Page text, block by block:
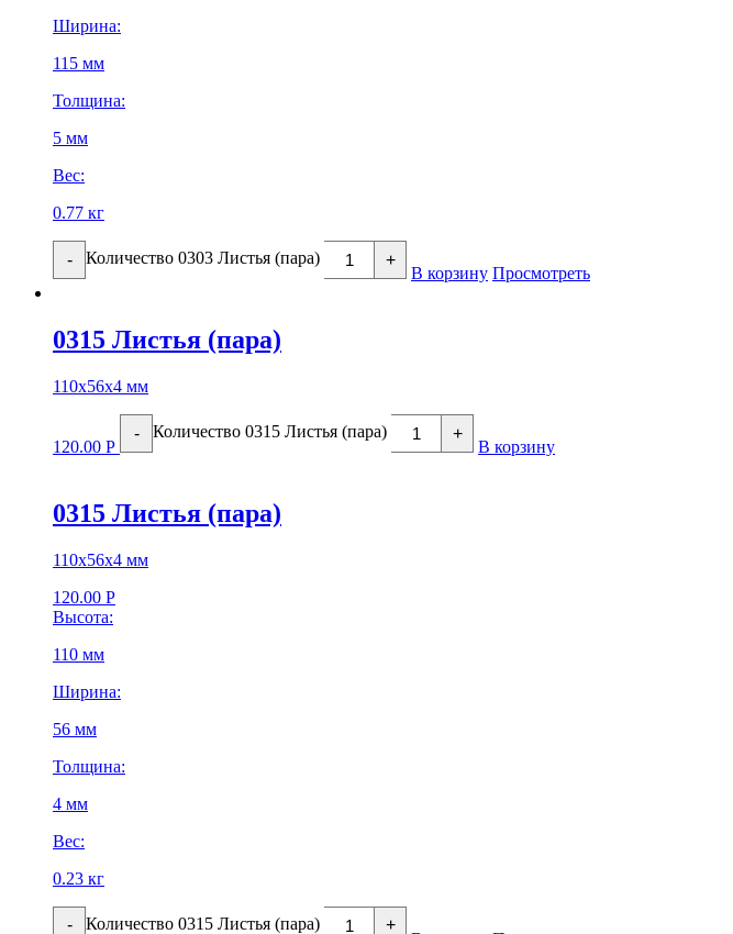
Ширина:
115 мм
Толщина:
5 мм
Вес:
0.77 кг
- Количество 0303 Листья (пара) +
В корзину Просмотреть
0315 Листья (пара)
110х56х4 мм
120.00 Р
- Количество 0315 Листья (пара) +
В корзину
0315 Листья (пара)
110х56х4 мм
120.00 Р
Высота:
110 мм
Ширина:
56 мм
Толщина:
4 мм
Вес:
0.23 кг
- Количество 0315 Листья (пара) +